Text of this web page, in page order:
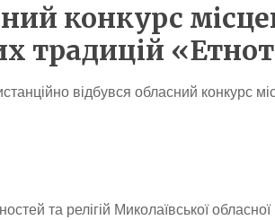
конкурс
традицій
відбувся обласний конкурс
та релігій Миколаївської обласної